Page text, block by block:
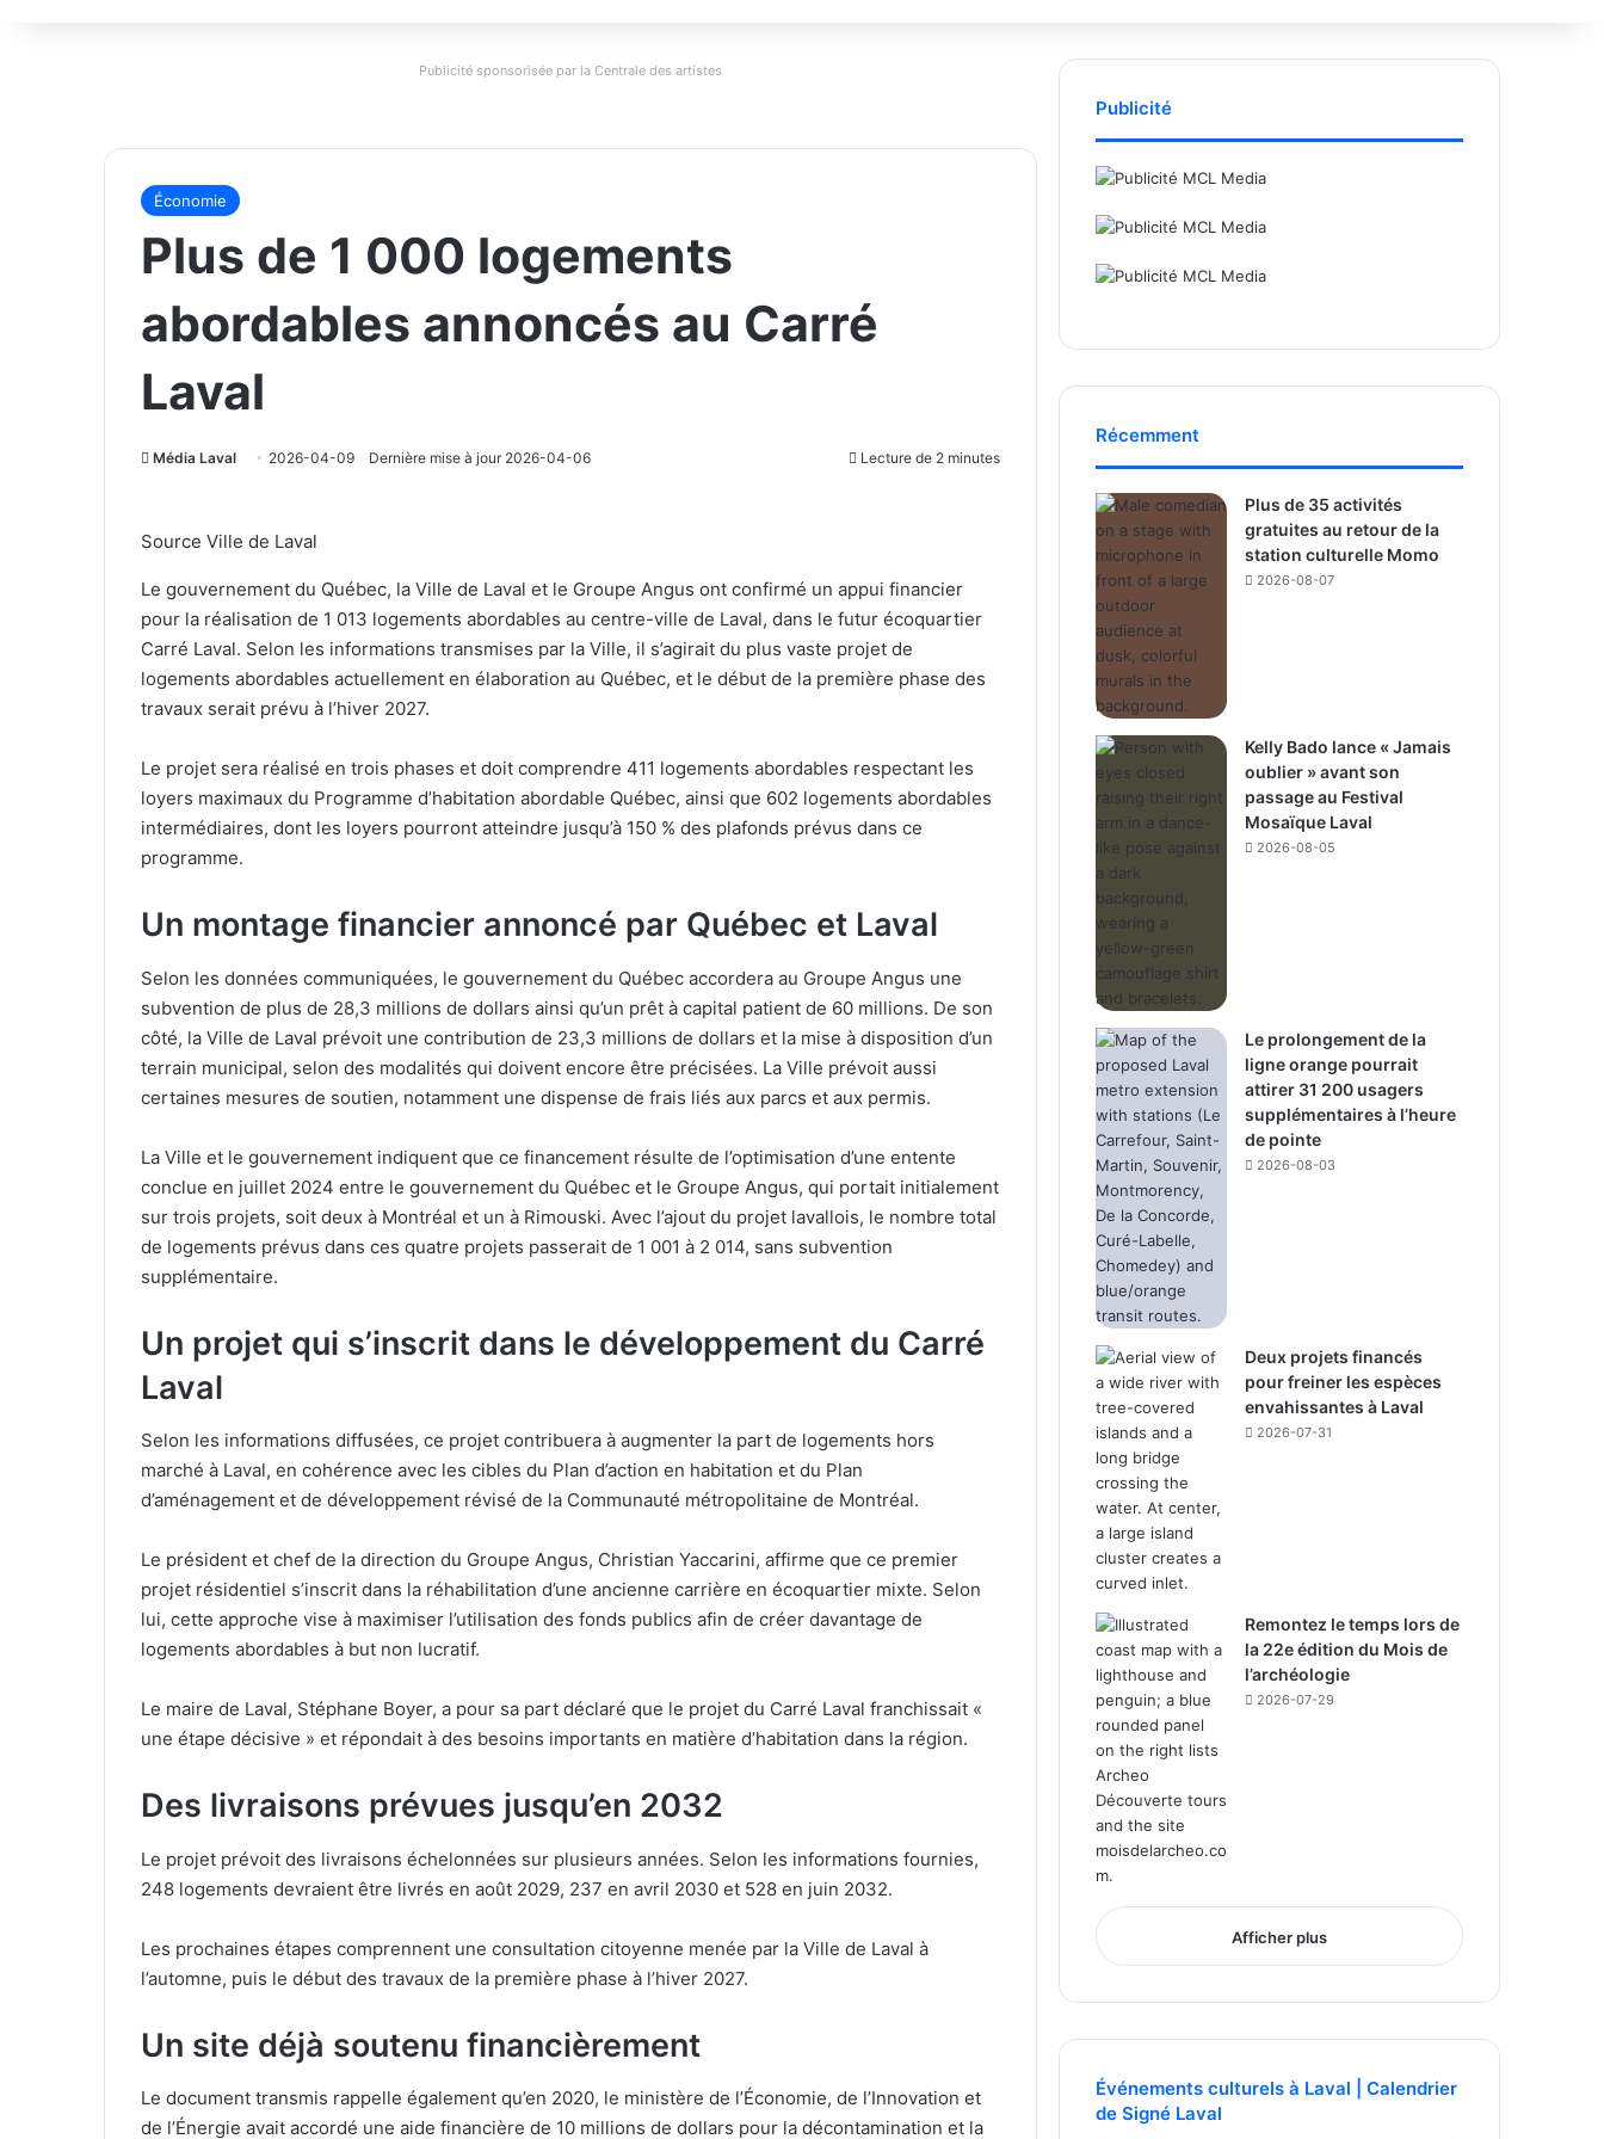
Publicité sponsorisée par la Centrale des artistes
Économie
Plus de 1 000 logements
abordables annoncés au Carré
Laval
Média Laval 2026-04-09 Dernière mise à jour 2026-04-06 Lecture de 2 minutes
Source Ville de Laval
Le gouvernement du Québec, la Ville de Laval et le Groupe Angus ont confirmé un appui financier
pour la réalisation de 1 013 logements abordables au centre-ville de Laval, dans le futur écoquartier
Carré Laval. Selon les informations transmises par la Ville, il s’agirait du plus vaste projet de
logements abordables actuellement en élaboration au Québec, et le début de la première phase des
travaux serait prévu à l’hiver 2027.
Le projet sera réalisé en trois phases et doit comprendre 411 logements abordables respectant les
loyers maximaux du Programme d’habitation abordable Québec, ainsi que 602 logements abordables
intermédiaires, dont les loyers pourront atteindre jusqu’à 150 % des plafonds prévus dans ce
programme.
Un montage financier annoncé par Québec et Laval
Selon les données communiquées, le gouvernement du Québec accordera au Groupe Angus une
subvention de plus de 28,3 millions de dollars ainsi qu’un prêt à capital patient de 60 millions. De son
côté, la Ville de Laval prévoit une contribution de 23,3 millions de dollars et la mise à disposition d’un
terrain municipal, selon des modalités qui doivent encore être précisées. La Ville prévoit aussi
certaines mesures de soutien, notamment une dispense de frais liés aux parcs et aux permis.
La Ville et le gouvernement indiquent que ce financement résulte de l’optimisation d’une entente
conclue en juillet 2024 entre le gouvernement du Québec et le Groupe Angus, qui portait initialement
sur trois projets, soit deux à Montréal et un à Rimouski. Avec l’ajout du projet lavallois, le nombre total
de logements prévus dans ces quatre projets passerait de 1 001 à 2 014, sans subvention
supplémentaire.
Un projet qui s’inscrit dans le développement du Carré
Laval
Selon les informations diffusées, ce projet contribuera à augmenter la part de logements hors
marché à Laval, en cohérence avec les cibles du Plan d’action en habitation et du Plan
d’aménagement et de développement révisé de la Communauté métropolitaine de Montréal.
Le président et chef de la direction du Groupe Angus, Christian Yaccarini, affirme que ce premier
projet résidentiel s’inscrit dans la réhabilitation d’une ancienne carrière en écoquartier mixte. Selon
lui, cette approche vise à maximiser l’utilisation des fonds publics afin de créer davantage de
logements abordables à but non lucratif.
Le maire de Laval, Stéphane Boyer, a pour sa part déclaré que le projet du Carré Laval franchissait «
une étape décisive » et répondait à des besoins importants en matière d’habitation dans la région.
Des livraisons prévues jusqu’en 2032
Le projet prévoit des livraisons échelonnées sur plusieurs années. Selon les informations fournies,
248 logements devraient être livrés en août 2029, 237 en avril 2030 et 528 en juin 2032.
Les prochaines étapes comprennent une consultation citoyenne menée par la Ville de Laval à
l’automne, puis le début des travaux de la première phase à l’hiver 2027.
Un site déjà soutenu financièrement
Le document transmis rappelle également qu’en 2020, le ministère de l’Économie, de l’Innovation et
de l’Énergie avait accordé une aide financière de 10 millions de dollars pour la décontamination et la
Publicité
Récemment
Plus de 35 activités
gratuites au retour de la
station culturelle Momo
2026-08-07
Kelly Bado lance « Jamais
oublier » avant son
passage au Festival
Mosaïque Laval
2026-08-05
Le prolongement de la
ligne orange pourrait
attirer 31 200 usagers
supplémentaires à l’heure
de pointe
2026-08-03
Deux projets financés
pour freiner les espèces
envahissantes à Laval
2026-07-31
Remontez le temps lors de
la 22e édition du Mois de
l’archéologie
2026-07-29
Afficher plus
Événements culturels à Laval | Calendrier
de Signé Laval